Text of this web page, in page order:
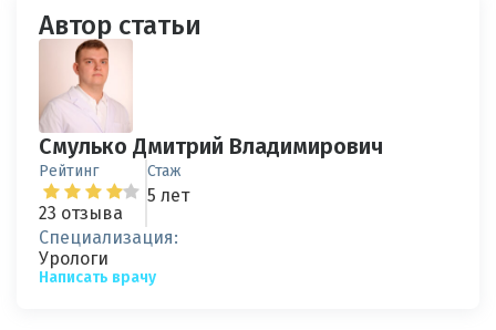
Автор статьи
Смулько Дмитрий Владимирович
Рейтинг
23 отзыва
Стаж
5 лет
Специализация:
Урологи
Написать врачу